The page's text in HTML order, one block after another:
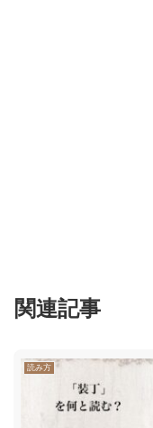
関連記事
読み方